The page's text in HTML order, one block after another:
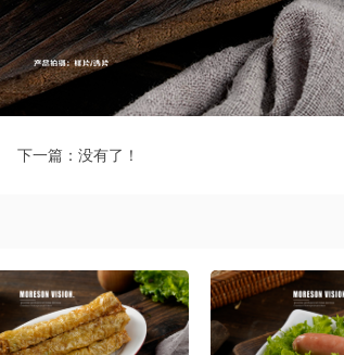
下一篇：没有了！